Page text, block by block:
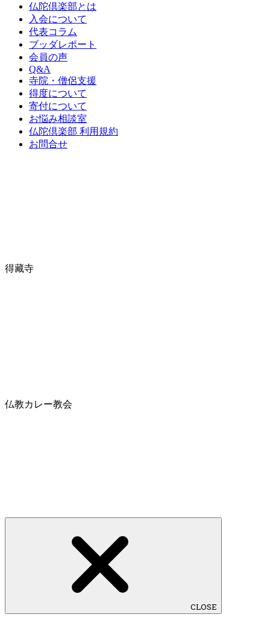
仏陀倶楽部とは
入会について
代表コラム
ブッダレポート
会員の声
Q&A
寺院・僧侶支援
得度について
寄付について
お悩み相談室
仏陀倶楽部 利用規約
お問合せ
得藏寺
仏教カレー教会
CLOSE